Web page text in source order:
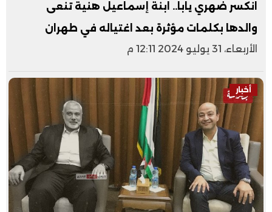
انكسر ضهري يابا.. ابنة إسماعيل هنية تنعى
والدها بكلمات مؤثرة بعد اغتياله في طهران
الأربعاء، 31 يوليو 2024 12:11 م
أخبار